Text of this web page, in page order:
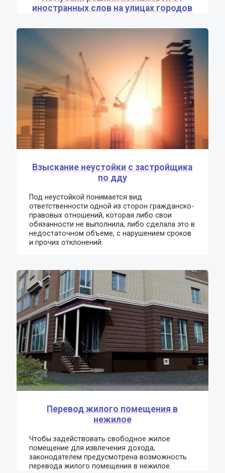
иностранных слов на улицах городов
Взыскание неустойки с застройщика
по дду
Под неустойкой понимается вид
ответственности одной из сторон гражданско-
правовых отношений, которая либо свои
обязанности не выполнила, либо сделала это в
недостаточном объеме, с нарушением сроков
и прочих отклонений.
Перевод жилого помещения в
нежилое
Чтобы задействовать свободное жилое
помещение для извлечения дохода,
законодателем предусмотрена возможность
перевода жилого помещения в нежилое.